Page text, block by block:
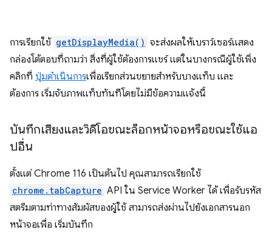
การเรียกใช้ getDisplayMedia() จะส่งผลให้เบราว์เซอร์แสดง
กล่องโต้ตอบที่ถามว่า สิ่งที่ผู้ใช้ต้องการแชร์ แต่ในบางกรณีผู้ใช้เพิ่ง
คลิกที่ ปุ่มดำเนินการเพื่อเรียกส่วนขยายสำหรับบางแท็บ และ
ต้องการ เริ่มจับภาพแท็บทันทีโดยไม่มีข้อความแจ้งนี้
บันทึกเสียงและวิดีโอขณะล็อกหน้าจอหรือขณะใช้แอ
ปอื่น
ตั้งแต่ Chrome 116 เป็นต้นไป คุณสามารถเรียกใช้
chrome.tabCapture API ใน Service Worker ได้ เพื่อรับรหัส
สตรีมตามท่าทางสัมผัสของผู้ใช้ สามารถส่งผ่านไปยังเอกสารนอก
หน้าจอเพื่อ เริ่มบันทึก